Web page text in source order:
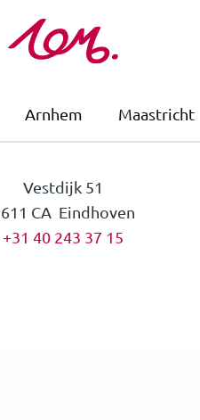
Arnhem Maastricht
Vestdijk 51
CA Eindhoven
+31 40 243 37 15